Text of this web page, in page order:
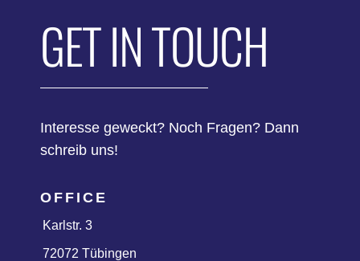
GET IN TOUCH
Interesse geweckt? Noch Fragen? Dann
schreib uns!
OFFICE
Karlstr. 3
72072 Tübingen